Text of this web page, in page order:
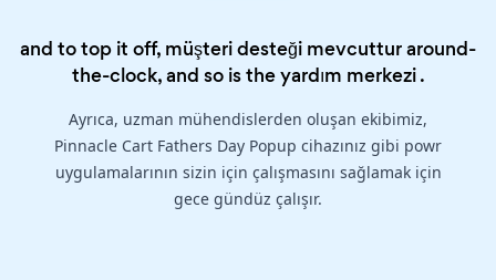
and to top it off, müşteri desteği mevcuttur around-
the-clock, and so is theyardım merkezi.
Ayrıca, uzman mühendislerden oluşan ekibimiz,
Pinnacle Cart Fathers Day Popup cihazınız gibi powr
uygulamalarının sizin için çalışmasını sağlamak için
gece gündüz çalışır.